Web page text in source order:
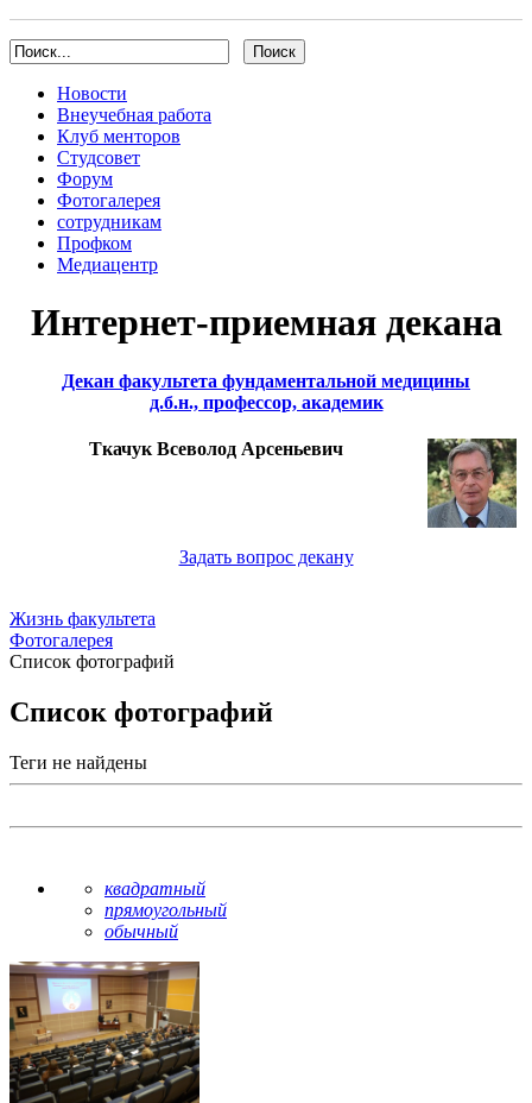
Новости
Внеучебная работа
Клуб менторов
Студсовет
Форум
Фотогалерея
сотрудникам
Профком
Медиацентр
Интернет-приемная декана
Декан факультета фундаментальной медицины
д.б.н., профессор, академик
Ткачук Всеволод Арсеньевич
Задать вопрос декану
Жизнь факультета
Фотогалерея
Список фотографий
Список фотографий
Теги не найдены
квадратный
прямоугольный
обычный